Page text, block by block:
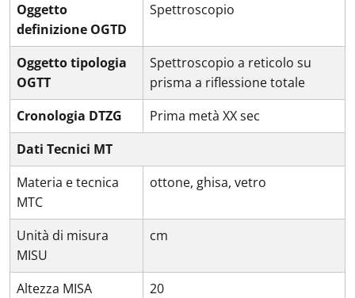
Oggetto
definizione OGTD
Spettroscopio
Oggetto tipologia
OGTT
Spettroscopio a reticolo su
prisma a riflessione totale
Cronologia DTZG
Prima metà XX sec
Dati Tecnici MT
Materia e tecnica
MTC
ottone, ghisa, vetro
Unità di misura
MISU
cm
Altezza MISA
20